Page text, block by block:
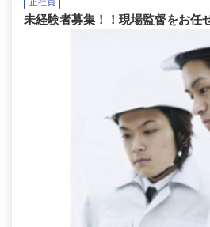
正社員
未経験者募集！！現場監督をお任